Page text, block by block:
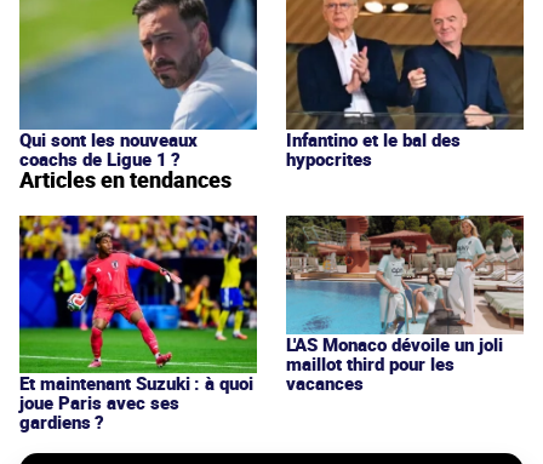
Qui sont les nouveaux
coachs de Ligue 1 ?
Infantino et le bal des
hypocrites
Articles en tendances
Et maintenant Suzuki : à quoi
joue Paris avec ses
gardiens ?
L'AS Monaco dévoile un joli
maillot third pour les
vacances